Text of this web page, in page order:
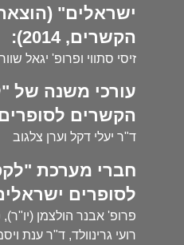
ישראלים"
הקשרים, 2014):
זיסי סתווי ופרופ' יגאל
עורכי משנה של
הקשרים
ד"ר יעלי דקל וערן צלגוב
חברי מערכת
לסופרים
פרופ' אבנר הולצמן
רועי גרינוולד, ד"ר ענת